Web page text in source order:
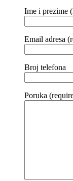
Ime i prezime
Email adresa
Broj telefona
Poruka